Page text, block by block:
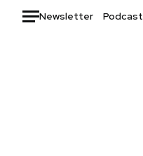
Newsletter Podcast